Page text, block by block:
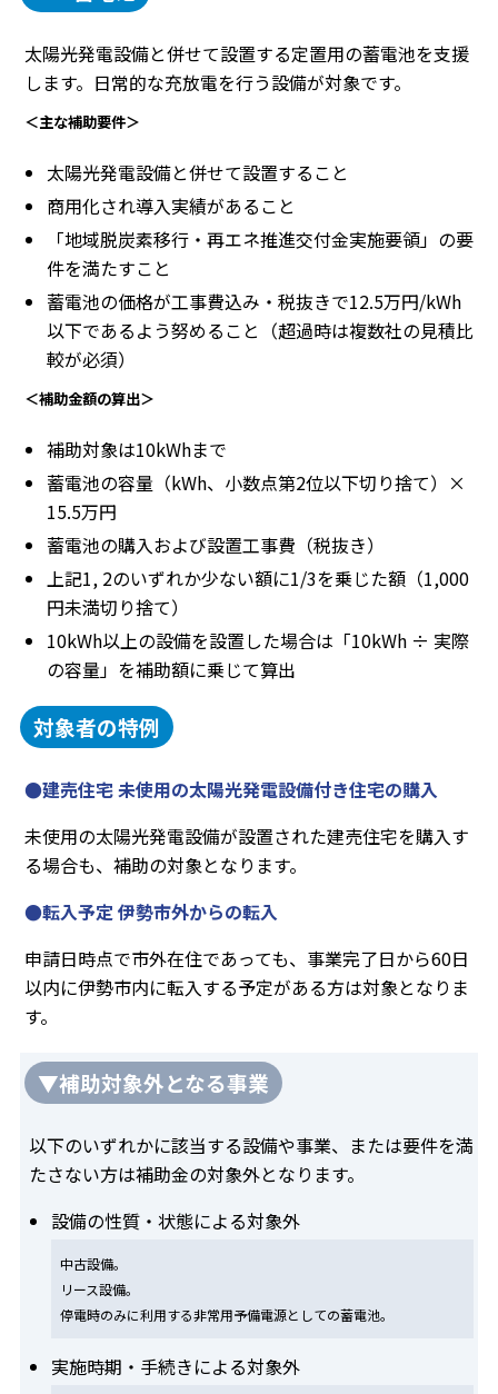
太陽光発電設備と併せて設置する定置用の蓄電池を支援
します。日常的な充放電を行う設備が対象です。
＜主な補助要件＞
太陽光発電設備と併せて設置すること
商用化され導入実績があること
「地域脱炭素移行・再エネ推進交付金実施要領」の要
件を満たすこと
蓄電池の価格が工事費込み・税抜きで12.5万円/kWh
以下であるよう努めること（超過時は複数社の見積比
較が必須）
＜補助金額の算出＞
補助対象は10kWhまで
蓄電池の容量（kWh、小数点第2位以下切り捨て）×
15.5万円
蓄電池の購入および設置工事費（税抜き）
上記1, 2のいずれか少ない額に1/3を乗じた額（1,000
円未満切り捨て）
10kWh以上の設備を設置した場合は「10kWh ÷ 実際
の容量」を補助額に乗じて算出
対象者の特例
●建売住宅 未使用の太陽光発電設備付き住宅の購入
未使用の太陽光発電設備が設置された建売住宅を購入す
る場合も、補助の対象となります。
●転入予定 伊勢市外からの転入
申請日時点で市外在住であっても、事業完了日から60日
以内に伊勢市内に転入する予定がある方は対象となりま
す。
▼補助対象外となる事業
以下のいずれかに該当する設備や事業、または要件を満
たさない方は補助金の対象外となります。
設備の性質・状態による対象外
中古設備。
リース設備。
停電時のみに利用する非常用予備電源としての蓄電池。
実施時期・手続きによる対象外